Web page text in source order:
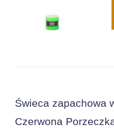
Świeca zapachowa
Czerwona